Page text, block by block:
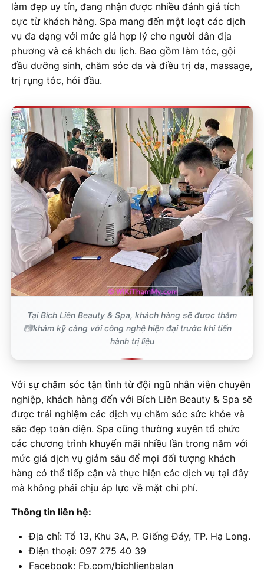
làm đẹp uy tín, đang nhận được nhiều đánh giá tích
cực từ khách hàng. Spa mang đến một loạt các dịch
vụ đa dạng với mức giá hợp lý cho người dân địa
phương và cả khách du lịch. Bao gồm làm tóc, gội
đầu dưỡng sinh, chăm sóc da và điều trị da, massage,
trị rụng tóc, hói đầu.
Tại Bích Liên Beauty & Spa, khách hàng sẽ được thăm
khám kỹ càng với công nghệ hiện đại trước khi tiến
hành trị liệu
Với sự chăm sóc tận tình từ đội ngũ nhân viên chuyên
nghiệp, khách hàng đến với Bích Liên Beauty & Spa sẽ
được trải nghiệm các dịch vụ chăm sóc sức khỏe và
sắc đẹp toàn diện. Spa cũng thường xuyên tổ chức
các chương trình khuyến mãi nhiều lần trong năm với
mức giá dịch vụ giảm sâu để mọi đối tượng khách
hàng có thể tiếp cận và thực hiện các dịch vụ tại đây
mà không phải chịu áp lực về mặt chi phí.
Thông tin liên hệ:
Địa chỉ: Tổ 13, Khu 3A, P. Giếng Đáy, TP. Hạ Long.
Điện thoại: 097 275 40 39
Facebook: Fb.com/bichlienbalan